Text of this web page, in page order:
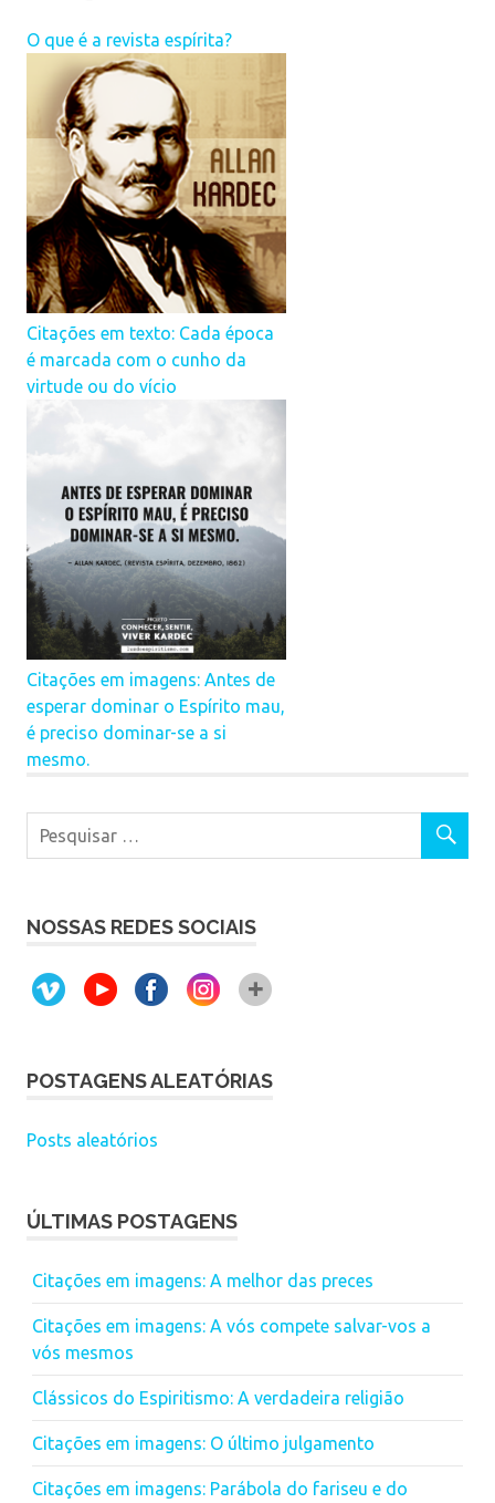
O que é a revista espírita?
Citações em texto: Cada época
é marcada com o cunho da
virtude ou do vício
Citações em imagens: Antes de
esperar dominar o Espírito mau,
é preciso dominar-se a si
mesmo.
NOSSAS REDES SOCIAIS
POSTAGENS ALEATÓRIAS
Posts aleatórios
ÚLTIMAS POSTAGENS
Citações em imagens: A melhor das preces
Citações em imagens: A vós compete salvar-vos a
vós mesmos
Clássicos do Espiritismo: A verdadeira religião
Citações em imagens: O último julgamento
Citações em imagens: Parábola do fariseu e do